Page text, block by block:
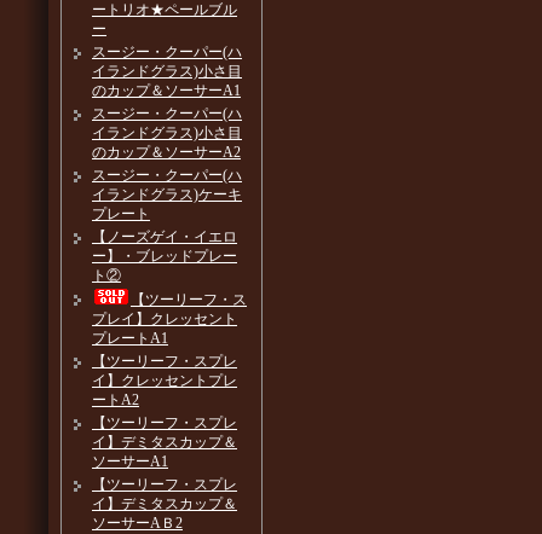
ートリオ★ペールブル
ー
スージー・クーパー(ハ
イランドグラス)小さ目
のカップ＆ソーサーA1
スージー・クーパー(ハ
イランドグラス)小さ目
のカップ＆ソーサーA2
スージー・クーパー(ハ
イランドグラス)ケーキ
プレート
【ノーズゲイ・イエロ
ー】・ブレッドプレー
ト②
【ツーリーフ・ス
プレイ】クレッセント
プレートA1
【ツーリーフ・スプレ
イ】クレッセントプレ
ートA2
【ツーリーフ・スプレ
イ】デミタスカップ＆
ソーサーA1
【ツーリーフ・スプレ
イ】デミタスカップ＆
ソーサーAＢ2